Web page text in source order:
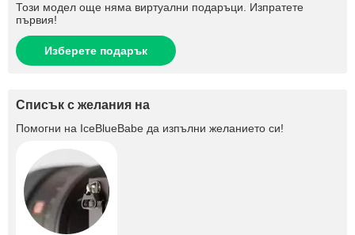
Този модел още няма виртуални подаръци. Изпратете
първия!
Изберете подарък
Списък с желания на
Помогни на IceBlueBabe да изпълни желанието си!